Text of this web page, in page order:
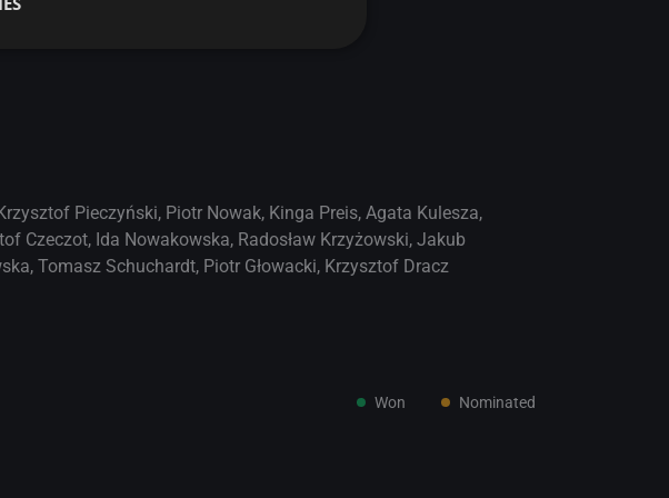
Krzysztof Pieczyński, Piotr Nowak, Kinga Preis, Agata Kulesza,
Czeczot, Ida Nowakowska, Radosław Krzyżowski, Jakub
, Tomasz Schuchardt, Piotr Głowacki, Krzysztof Dracz
Won Nominated